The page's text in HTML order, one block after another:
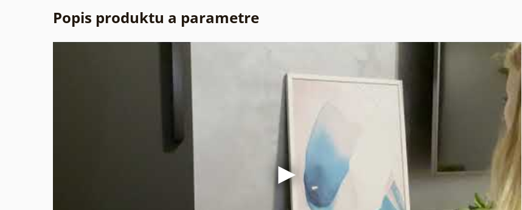
Popis produktu a parametre